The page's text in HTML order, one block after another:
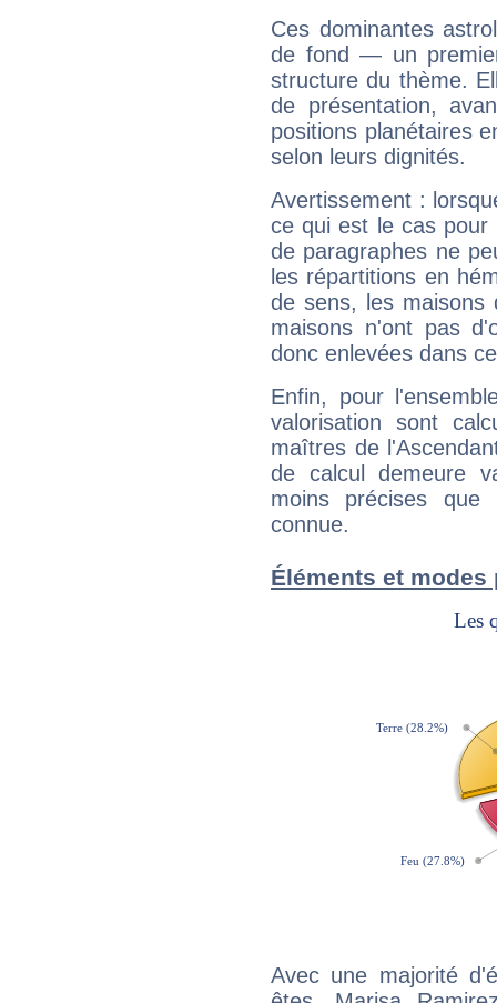
Ces dominantes
de fond — un
structure du thème.
de présentation,
positions planétaires
selon leurs dignités.
Avertissement :
ce qui est le cas pour
de paragraphes ne
les répartitions en
de sens, les maisons
maisons n'ont pas
donc enlevées dans
Enfin, pour
valorisation sont
maîtres de
de calcul demeure
moins précises que
connue.
Éléments et modes
Avec une majorité